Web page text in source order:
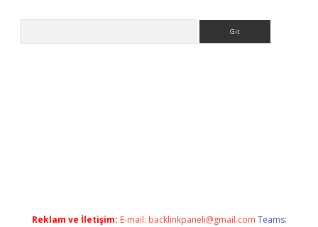
Reklam ve İletişim: E-mail: backlinkpaneli@gmail.com Teams: